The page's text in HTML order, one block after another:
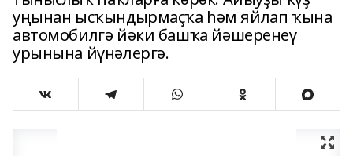
уңынан ысҡындырмаҫҡа һәм яйлап ҡына
автомобилгә йәки башҡа йәшеренеү
урынына йүнәлергә.